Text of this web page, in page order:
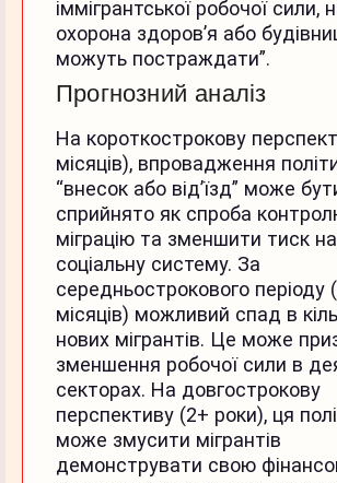
іммігрантської робочої сили,
охорона здоров’я або
можуть постраждати”.
Прогнозний аналіз
На короткострокову
місяців), впровадження
“внесок або від’їзд” може
сприйнято як спроба
міграцію та зменшити тиск на
соціальну систему. За
середньострокового періоду
місяців) можливий спад в
нових мігрантів. Це може
зменшення робочої сили в
секторах. На довгострокову
перспективу (2+ роки), ця
може змусити мігрантів
демонструвати свою